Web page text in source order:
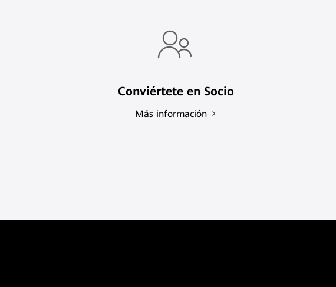
Conviértete en Socio
Más información